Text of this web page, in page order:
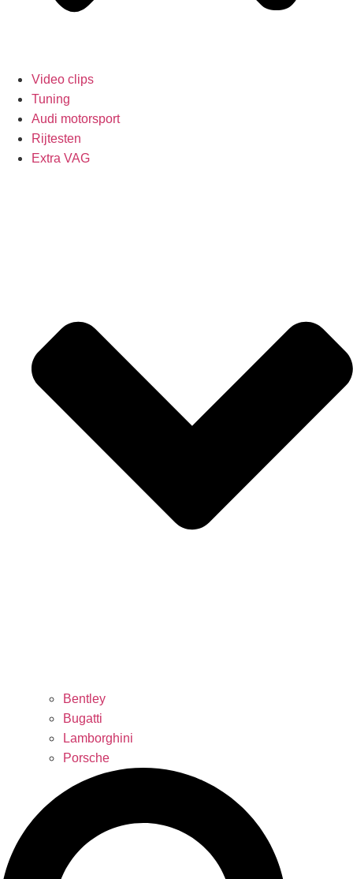
Video clips
Tuning
Audi motorsport
Rijtesten
Extra VAG
Bentley
Bugatti
Lamborghini
Porsche